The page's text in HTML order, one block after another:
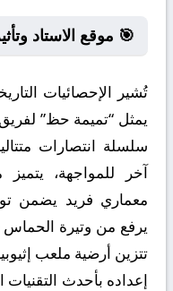
🎯 موقع الاستاد
سلسلة انتصارات
معماري فريد يضمن
يرفع من وتيرة
إعداده بأحدث